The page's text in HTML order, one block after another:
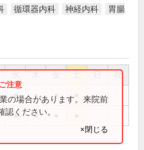
循環器内科 神経内科
胃腸
祝
● ● ●
● ●
の場合があります。来院前
ください。
×閉じる